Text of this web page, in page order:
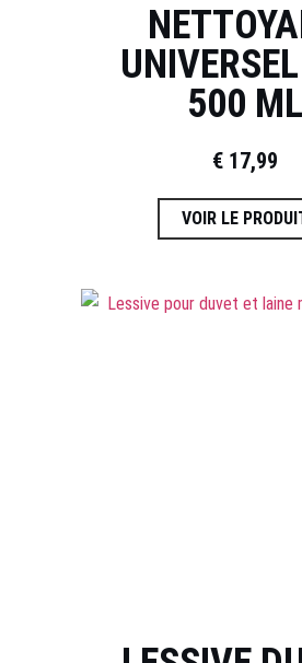
500 ML
€ 17,99
VOIR LE